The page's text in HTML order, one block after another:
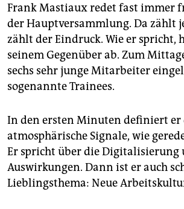
Frank Mastiaux redet fast immer
der Hauptversammlung. Da zählt
zählt der Eindruck. Wie er spricht,
seinem Gegenüber ab. Zum
sechs sehr junge Mitarbeiter
sogenannte Trainees.
In den ersten Minuten definiert er
atmosphärische Signale, wie
Er spricht über die Digitalisierung
Auswirkungen. Dann ist er auch
Lieblingsthema: Neue